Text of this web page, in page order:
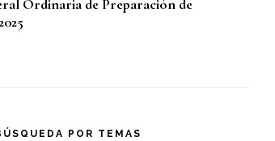
Ordinaria de Preparación de
POR TEMAS